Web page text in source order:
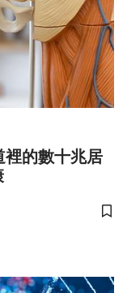
裡的數十兆居
儲